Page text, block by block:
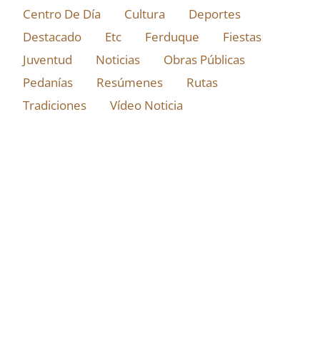
Centro De Día
Cultura
Deportes
Destacado
Etc Ferduque
Fiestas
Juventud
Noticias
Obras Públicas
Pedanías
Resúmenes
Rutas
Tradiciones
Vídeo Noticia